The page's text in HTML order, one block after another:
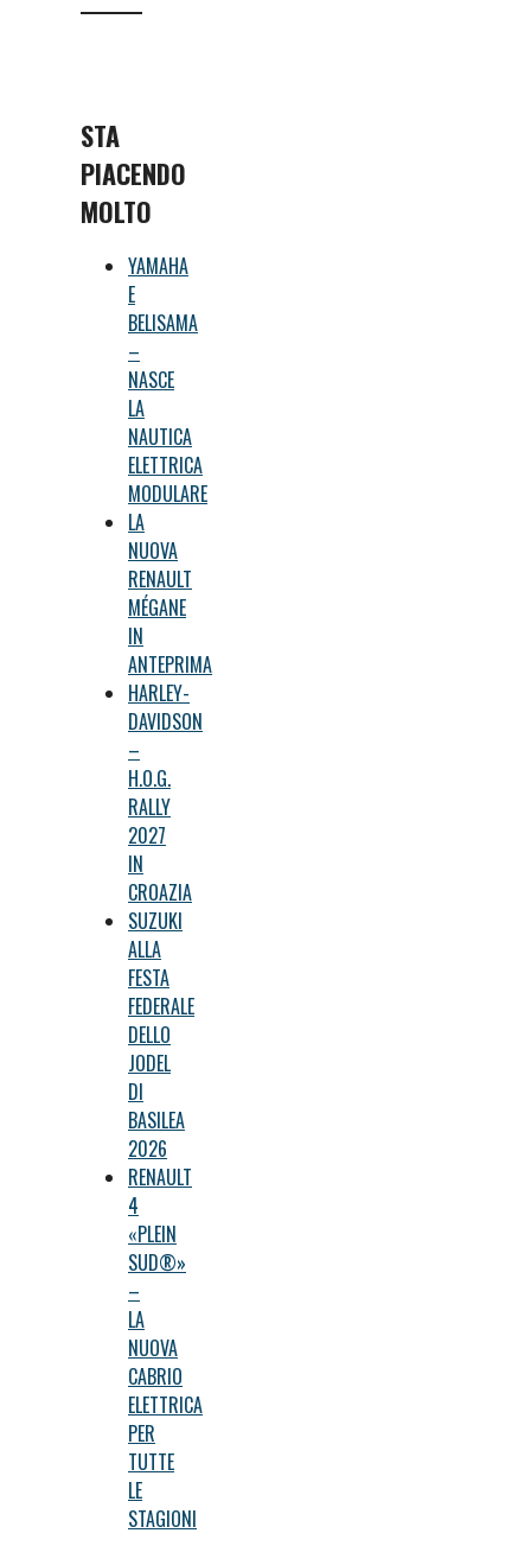
STA
PIACENDO
MOLTO
YAMAHA
E
BELISAMA
–
NASCE
LA
NAUTICA
ELETTRICA
MODULARE
LA
NUOVA
RENAULT
MÉGANE
IN
ANTEPRIMA
HARLEY-
DAVIDSON
–
H.O.G.
RALLY
2027
IN
CROAZIA
SUZUKI
ALLA
FESTA
FEDERALE
DELLO
JODEL
DI
BASILEA
2026
RENAULT
4
«PLEIN
SUD®»
–
LA
NUOVA
CABRIO
ELETTRICA
PER
TUTTE
LE
STAGIONI